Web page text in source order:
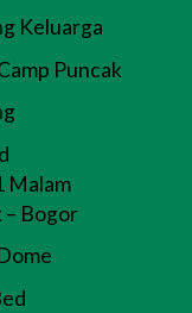
Keluarga
Puncak
Malam
– Bogor